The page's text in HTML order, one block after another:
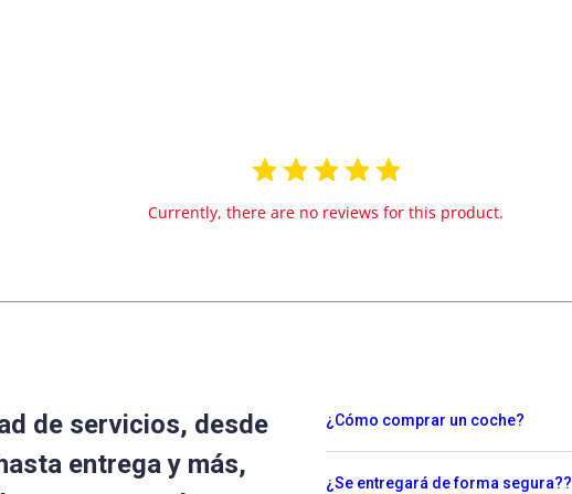
Currently, there are no reviews for this product.
de servicios, desde
entrega y más,
¿Cómo comprar un coche?
¿Se entregará de forma segura??